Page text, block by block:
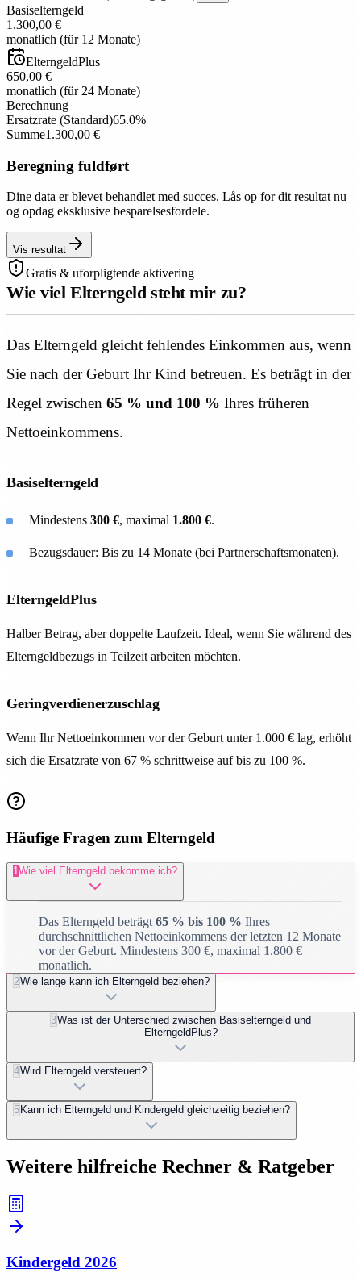
Basiselterngeld
1.300,00 €
monatlich (für 12 Monate)
ElterngeldPlus
650,00 €
monatlich (für 24 Monate)
Berechnung
Ersatzrate (Standard)65.0%
Summe1.300,00 €
Beregning fuldført
Dine data er blevet behandlet med succes. Lås op for dit resultat nu
og opdag eksklusive besparelsesfordele.
Vis resultat
Gratis & uforpligtende aktivering
Wie viel Elterngeld steht mir zu?
Das Elterngeld gleicht fehlendes Einkommen aus, wenn
Sie nach der Geburt Ihr Kind betreuen. Es beträgt in der
Regel zwischen 65 % und 100 % Ihres früheren
Nettoeinkommens.
Basiselterngeld
Mindestens 300 €, maximal 1.800 €.
Bezugsdauer: Bis zu 14 Monate (bei Partnerschaftsmonaten).
ElterngeldPlus
Halber Betrag, aber doppelte Laufzeit. Ideal, wenn Sie während des
Elterngeldbezugs in Teilzeit arbeiten möchten.
Geringverdienerzuschlag
Wenn Ihr Nettoeinkommen vor der Geburt unter 1.000 € lag, erhöht
sich die Ersatzrate von 67 % schrittweise auf bis zu 100 %.
Häufige Fragen zum Elterngeld
1 Wie viel Elterngeld bekomme ich?
Das Elterngeld beträgt 65 % bis 100 % Ihres
durchschnittlichen Nettoeinkommens der letzten 12 Monate
vor der Geburt. Mindestens 300 €, maximal 1.800 €
monatlich.
2Wie lange kann ich Elterngeld beziehen?
3Was ist der Unterschied zwischen Basiselterngeld und
ElterngeldPlus?
4Wird Elterngeld versteuert?
5 Kann ich Elterngeld und Kindergeld gleichzeitig beziehen?
Weitere hilfreiche Rechner & Ratgeber
Kindergeld 2026